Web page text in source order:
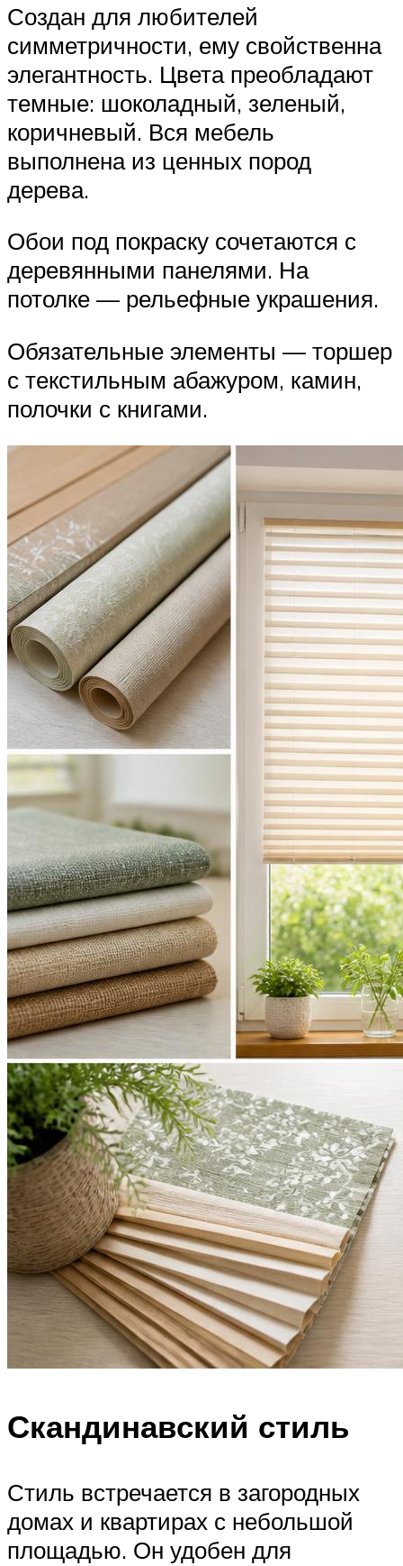
Создан для любителей
симметричности, ему свойственна
элегантность. Цвета преобладают
темные: шоколадный, зеленый,
коричневый. Вся мебель
выполнена из ценных пород
дерева.
Обои под покраску сочетаются с
деревянными панелями. На
потолке — рельефные украшения.
Обязательные элементы — торшер
с текстильным абажуром, камин,
полочки с книгами.
Скандинавский стиль
Стиль встречается в загородных
домах и квартирах с небольшой
площадью. Он удобен для